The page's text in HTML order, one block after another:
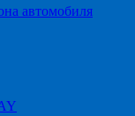
автомобиля